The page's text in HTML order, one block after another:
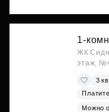
1-
ЖК
этаж,
3
Можно